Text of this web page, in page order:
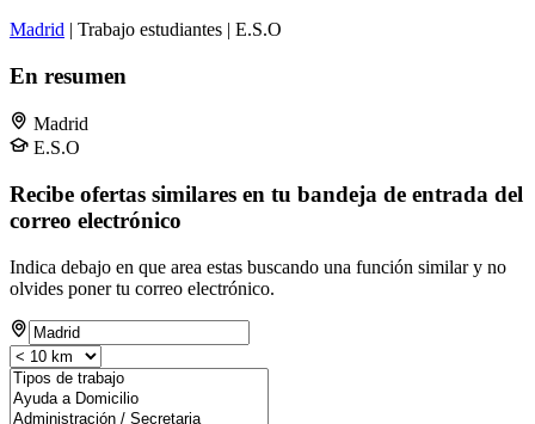
Madrid | Trabajo estudiantes | E.S.O
En resumen
Madrid
E.S.O
Recibe ofertas similares en tu bandeja de entrada del
correo electrónico
Indica debajo en que area estas buscando una función similar y no
olvides poner tu correo electrónico.